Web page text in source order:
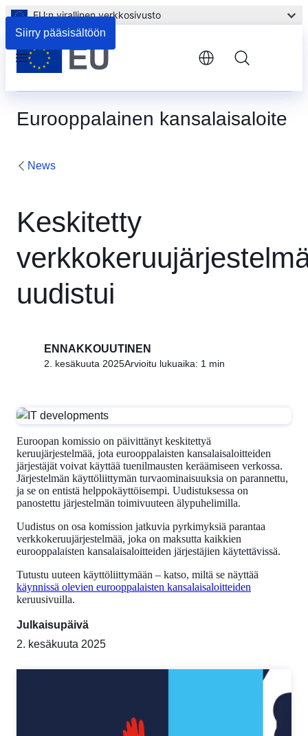
Siirry pääsisältöön
EU:n virallinen verkkosivusto
Eurooppalainen kansalaisaloite
Menu
News
Keskitetty
uudistui
ENNAKKOUUTINEN
2. kesäkuuta 2025Arvioitu lukuaika: 1 min
Euroopan komissio on päivittänyt keskitettyä
keruujärjestelmää, jota eurooppalaisten kansalaisaloitteiden
järjestäjät voivat käyttää tuenilmausten keräämiseen verkossa.
Järjestelmän käyttöliittymän turvaominaisuuksia on parannettu,
ja se on entistä helppokäyttöisempi. Uudistuksessa on
panostettu järjestelmän toimivuuteen älypuhelimilla.
Uudistus on osa komission jatkuvia pyrkimyksiä parantaa
verkkokeruujärjestelmää, joka on maksutta kaikkien
eurooppalaisten kansalaisaloitteiden järjestäjien käytettävissä.
Tutustu uuteen käyttöliittymään – katso, miltä se näyttää
käynnissä olevien eurooppalaisten kansalaisaloitteiden
keruusivuilla.
Julkaisupäivä
2. kesäkuuta 2025